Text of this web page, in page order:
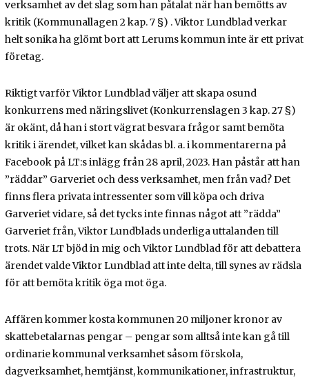
verksamhet av det slag som han påtalat när han bemötts av
kritik (Kommunallagen 2 kap. 7 §) . Viktor Lundblad verkar
helt sonika ha glömt bort att Lerums kommun inte är ett privat
företag.
Riktigt varför Viktor Lundblad väljer att skapa osund
konkurrens med näringslivet (Konkurrenslagen 3 kap. 27 §)
är okänt, då han i stort vägrat besvara frågor samt bemöta
kritik i ärendet, vilket kan skådas bl. a. i kommentarerna på
Facebook på LT:s inlägg från 28 april, 2023. Han påstår att han
”räddar” Garveriet och dess verksamhet, men från vad? Det
finns flera privata intressenter som vill köpa och driva
Garveriet vidare, så det tycks inte finnas något att ”rädda”
Garveriet från, Viktor Lundblads underliga uttalanden till
trots. När LT bjöd in mig och Viktor Lundblad för att debattera
ärendet valde Viktor Lundblad att inte delta, till synes av rädsla
för att bemöta kritik öga mot öga.
Affären kommer kosta kommunen 20 miljoner kronor av
skattebetalarnas pengar – pengar som alltså inte kan gå till
ordinarie kommunal verksamhet såsom förskola,
dagverksamhet, hemtjänst, kommunikationer, infrastruktur,